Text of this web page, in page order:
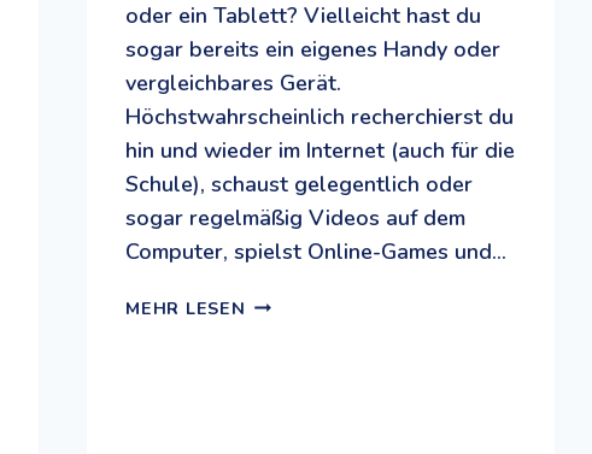
oder ein Tablett? Vielleicht hast du
sogar bereits ein eigenes Handy oder
vergleichbares Gerät.
Höchstwahrscheinlich recherchierst du
hin und wieder im Internet (auch für die
Schule), schaust gelegentlich oder
sogar regelmäßig Videos auf dem
Computer, spielst Online-Games und…
MEHR LESEN MEDIEN-